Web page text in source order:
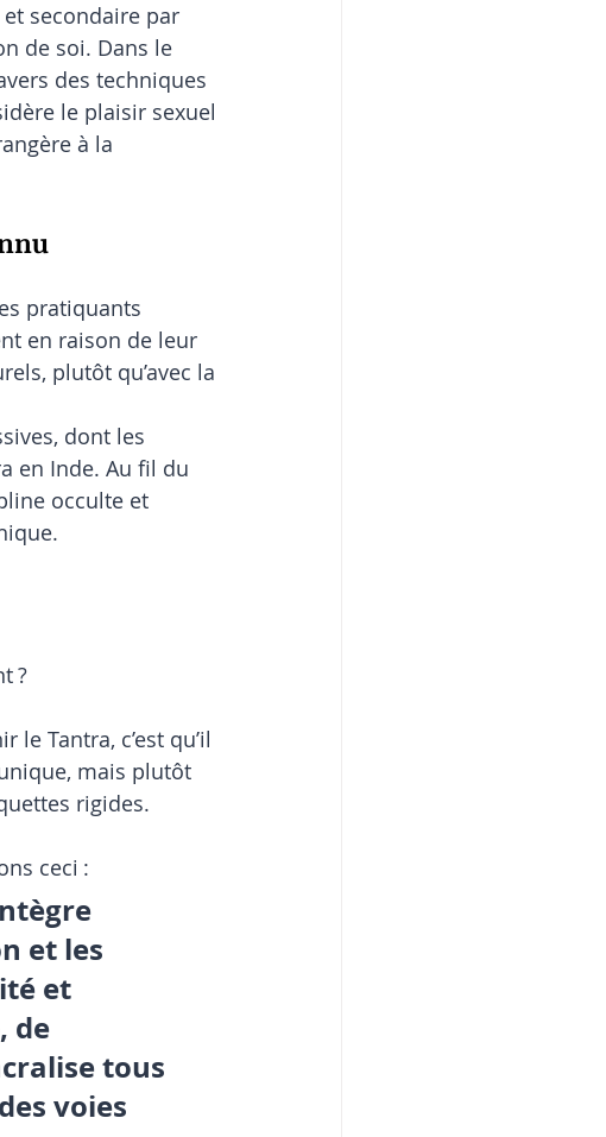
secondaire par
de soi. Dans le
des techniques
le plaisir sexuel
à la
pratiquants
en raison de leur
plutôt qu’avec la
dont les
en Inde. Au fil du
occulte et
?
Tantra, c’est qu’il
mais plutôt
rigides.
ceci :
et les
et
de
tous
voies